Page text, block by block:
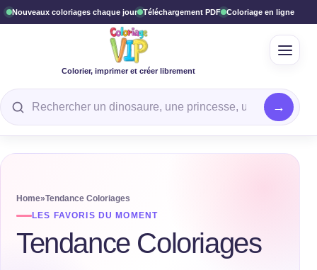
Nouveaux coloriages chaque jour Téléchargement PDF Coloriage en ligne
Colorier, imprimer et créer librement
Rechercher un coloriage
Home»Tendance Coloriages
LES FAVORIS DU MOMENT
Tendance Coloriages